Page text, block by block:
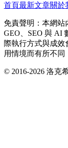
首頁最新文章關於
免責聲明：本網站
GEO、SEO 與 AI
際執行方式與成效
用情境而有所不同
© 2016-2026 洛克